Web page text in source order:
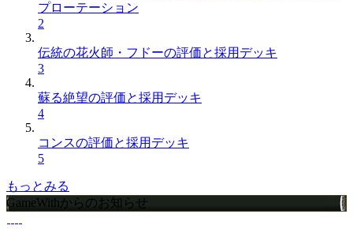
プローテーション
2
伝統の花火師・フドーの評価と採用デッキ
3
蘇る絶望の評価と採用デッキ
4
コンスの評価と採用デッキ
5
もっとみる
GameWithからのお知らせ